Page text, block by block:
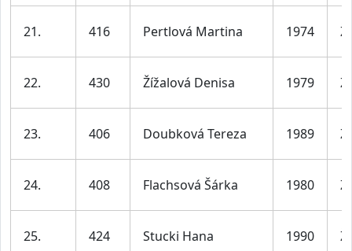
21. 416 Pertlová Martina 1974 Ž
22. 430 Žížalová Denisa 1979 Ž
23. 406 Doubková Tereza 1989 Ž
24. 408 Flachsová Šárka 1980 Ž
25. 424 Stucki Hana 1990 Ž